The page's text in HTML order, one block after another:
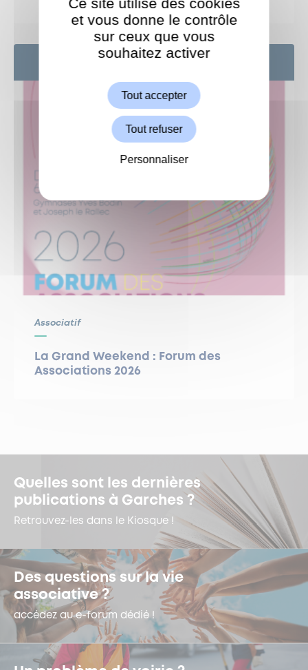
6 SEP
Associatif
La Grand Weekend : Forum des
Associations 2026
Quelles sont les dernières
publications à Garches ?
Retrouvez-les dans le Kiosque !
Des questions sur la vie
associative ?
accédez au e-forum dédié !
ShareThis est désactivé.
et vous donne le contrôle
sur ceux que vous
souhaitez activer
Tout accepter
Tout refuser
Personnaliser